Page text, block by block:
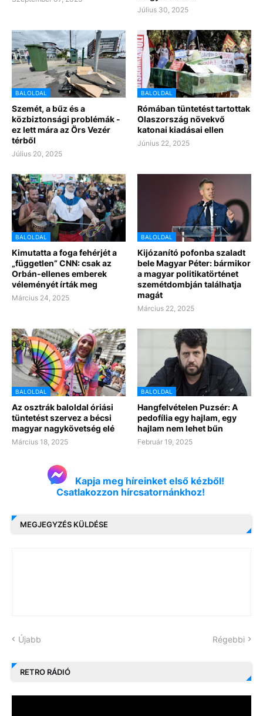
Július 30, 2025
BALOLDAL
Szemét, a bűz és a
közbiztonsági problémák -
ez lett mára az Örs Vezér
térből
Július 20, 2025
BALOLDAL
Rómában tüntetést tartottak
Olaszország növekvő
katonai kiadásai ellen
Június 22, 2025
BALOLDAL
Kimutatta a foga fehérjét a
„független” CNN: csak az
Orbán-ellenes emberek
véleményét írták meg
Március 24, 2025
BALOLDAL
Kijózanító pofonba szaladt
bele Magyar Péter: bármikor
a magyar politikatörténet
szemétdombján találhatja
magát
Március 22, 2025
BALOLDAL
Az osztrák baloldal óriási
tüntetést szervez a bécsi
magyar nagykövetség elé
Március 18, 2025
BALOLDAL
Hangfelvételen Puzsér: A
pedofília egy hajlam, egy
hajlam nem lehet bűn
Február 19, 2025
Kapja meg híreinket első kézből!
Csatlakozzon hírcsatornánkhoz!
MEGJEGYZÉS KÜLDÉSE
Újabb Régebbi
RETRO RÁDIÓ